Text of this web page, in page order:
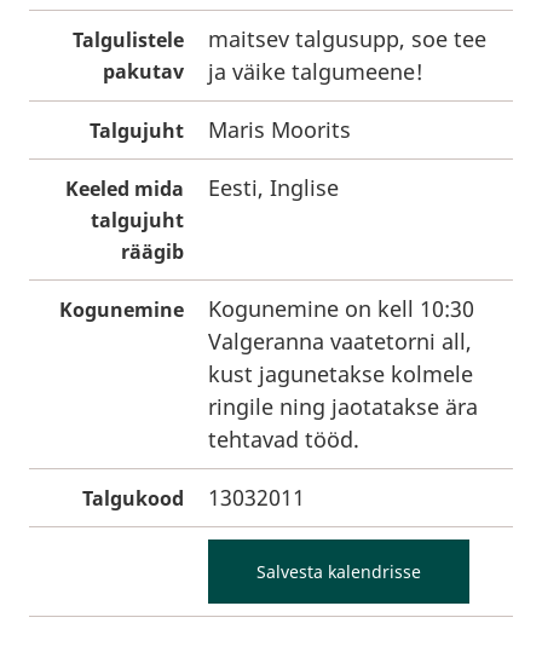
Talgulistele
pakutav
maitsev talgusupp, soe tee
ja väike talgumeene!
Talgujuht Maris Moorits
Keeled mida
talgujuht
räägib
Eesti, Inglise
Kogunemine
Kogunemine on kell 10:30
Valgeranna vaatetorni all,
kust jagunetakse kolmele
ringile ning jaotatakse ära
tehtavad tööd.
Talgukood 13032011
Salvesta kalendrisse